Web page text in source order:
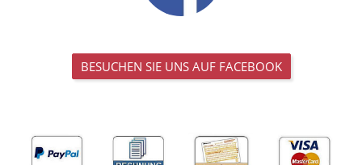
BESUCHEN SIE UNS AUF FACEBOOK